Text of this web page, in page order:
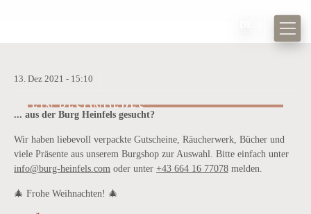
13. Dez 2021 - 15:10
EIN BESONDERES
WEIHNACHTSGESCHENK ...
... aus der Burg Heinfels gesucht?
Wir haben liebevoll verpackte Gutscheine, Räucherwerk, Bücher und
viele Präsente aus unserem Burgshop zur Auswahl. Bitte einfach unter
info@burg-heinfels.com oder unter +43 664 16 77078 melden.
🎄 Frohe Weihnachten! 🎄